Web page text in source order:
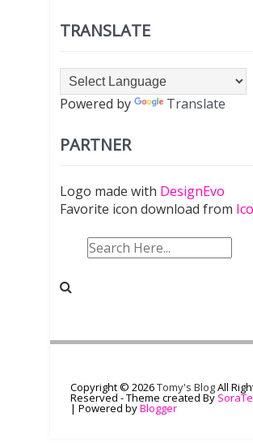
TRANSLATE
Powered by Translate
PARTNER
Logo made with DesignEvo
Favorite icon download from
Copyright © 2026Tomy's BlogAll
Reserved - Theme created By
| Powered byBlogger